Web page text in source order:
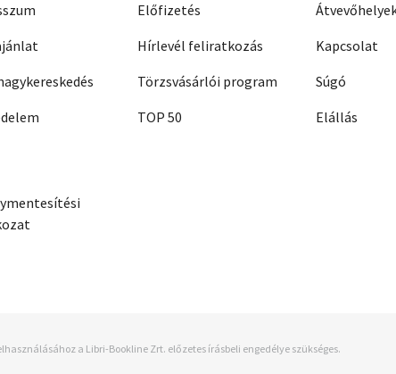
Előfizetés
Hírlevél feliratkozás
Törzsvásárlói program
TOP 50
Kapcsolat
Súgó
Elállás
a Libri-Bookline Zrt. előzetes írásbeli engedélye szükséges.